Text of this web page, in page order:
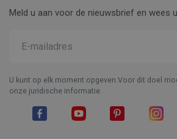
Meld u aan voor de nieuwsbrief en wees
U kunt op elk moment opgeven.Voor dit doel
onze juridische informatie.